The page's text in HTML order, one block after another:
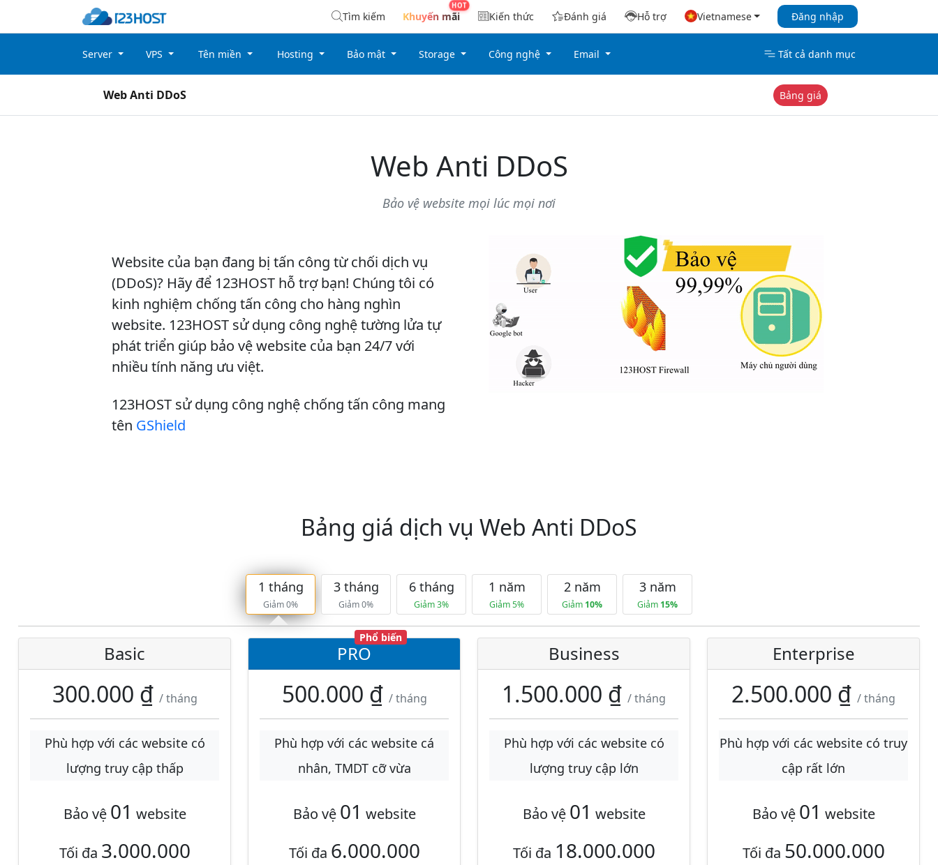
Tìm kiếm Khuyến mãi Kiến thức Đánh giá Hỗ trợ Vietnamese Đăng nhập
Server VPS Tên miền Hosting Bảo mật Storage Công nghệ Email Tất cả danh mục
Web Anti DDoS Bảng giá
Web Anti DDoS
Bảo vệ website mọi lúc mọi nơi
Website của bạn đang bị tấn công từ chối dịch vụ
(DDoS)? Hãy để 123HOST hỗ trợ bạn! Chúng tôi có
kinh nghiệm chống tấn công cho hàng nghìn
website. 123HOST sử dụng công nghệ tường lửa tự
phát triển giúp bảo vệ website của bạn 24/7 với
nhiều tính năng ưu việt.
123HOST sử dụng công nghệ chống tấn công mang
tên GShield
Bảng giá dịch vụ Web Anti DDoS
1 tháng
Giảm 0%
3 tháng
Giảm 0%
6 tháng
Giảm 3%
1 năm
Giảm 5%
2 năm
Giảm 10%
3 năm
Giảm 15%
Basic
300.000 ₫ / tháng
Phù hợp với các website có
lượng truy cập thấp
Bảo vệ 01 website
Tối đa 3.000.000
Phổ biến
PRO
500.000 ₫ / tháng
Phù hợp với các website cá
nhân, TMDT cỡ vừa
Bảo vệ 01 website
Tối đa 6.000.000
Business
1.500.000 ₫ / tháng
Phù hợp với các website có
lượng truy cập lớn
Bảo vệ 01 website
Tối đa 18.000.000
Enterprise
2.500.000 ₫ / tháng
Phù hợp với các website có truy
cập rất lớn
Bảo vệ 01 website
Tối đa 50.000.000